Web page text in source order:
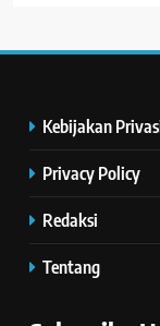
Kebijakan
Privacy Policy
Redaksi
Tentang